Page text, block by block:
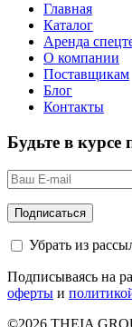
Главная
Каталог
Аренда
О компании
Поставщикам
Блог
Контакты
Будьте в курсе
Убрать из
Подписываясь на
оферты и